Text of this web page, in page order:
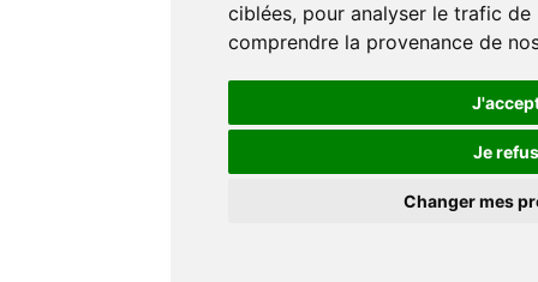
ciblées, pour analyser le trafic
comprendre la provenance de
Je
Changer mes